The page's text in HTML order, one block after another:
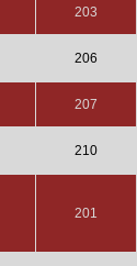
203
206
207
210
201